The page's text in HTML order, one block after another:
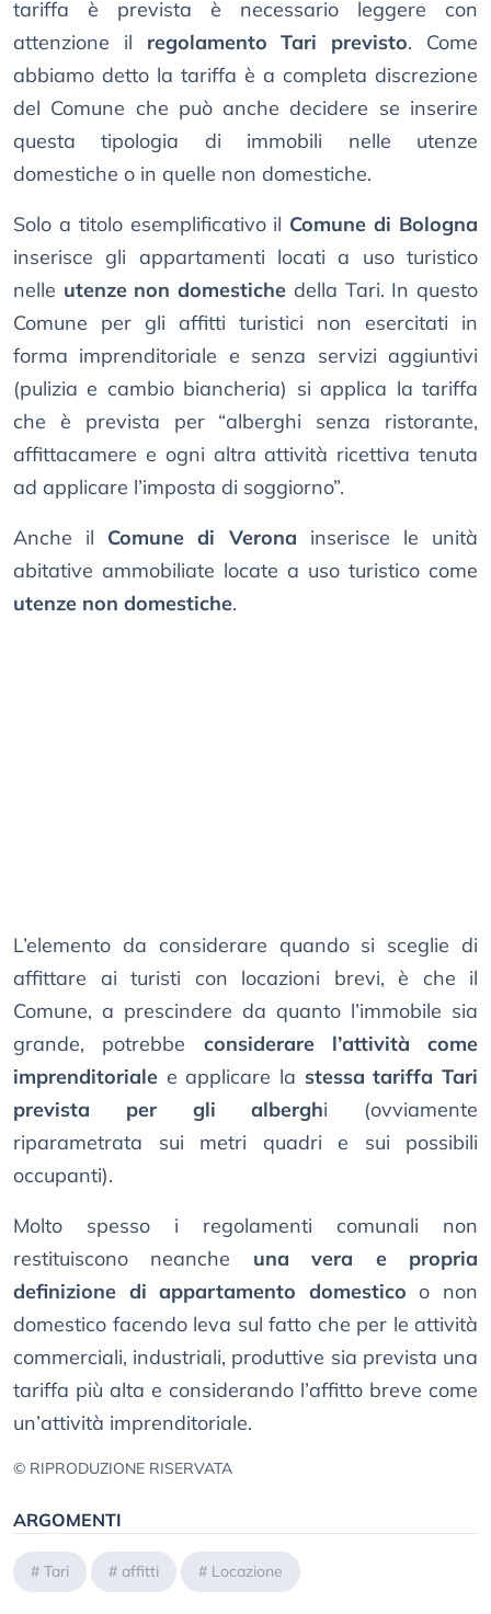
tariffa è prevista è necessario leggere con
attenzione il regolamento Tari previsto. Come
abbiamo detto la tariffa è a completa discrezione
del Comune che può anche decidere se inserire
questa tipologia di immobili nelle utenze
domestiche o in quelle non domestiche.
Solo a titolo esemplificativo il Comune di Bologna
inserisce gli appartamenti locati a uso turistico
nelle utenze non domestiche della Tari. In questo
Comune per gli affitti turistici non esercitati in
forma imprenditoriale e senza servizi aggiuntivi
(pulizia e cambio biancheria) si applica la tariffa
che è prevista per “alberghi senza ristorante,
affittacamere e ogni altra attività ricettiva tenuta
ad applicare l’imposta di soggiorno”.
Anche il Comune di Verona inserisce le unità
abitative ammobiliate locate a uso turistico come
utenze non domestiche.
L’elemento da considerare quando si sceglie di
affittare ai turisti con locazioni brevi, è che il
Comune, a prescindere da quanto l’immobile sia
grande, potrebbe considerare l’attività come
imprenditoriale e applicare la stessa tariffa Tari
prevista per gli alberghi (ovviamente
riparametrata sui metri quadri e sui possibili
occupanti).
Molto spesso i regolamenti comunali non
restituiscono neanche una vera e propria
definizione di appartamento domestico o non
domestico facendo leva sul fatto che per le attività
commerciali, industriali, produttive sia prevista una
tariffa più alta e considerando l’affitto breve come
un’attività imprenditoriale.
© RIPRODUZIONE RISERVATA
ARGOMENTI
# Tari # affitti # Locazione